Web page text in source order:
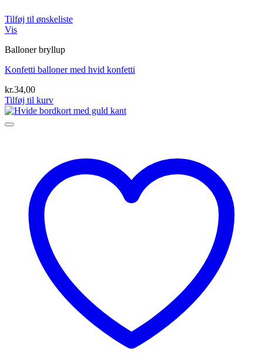
Tilføj til ønskeliste
Vis
Balloner bryllup
Konfetti balloner med hvid konfetti
kr.34,00
Tilføj til kurv